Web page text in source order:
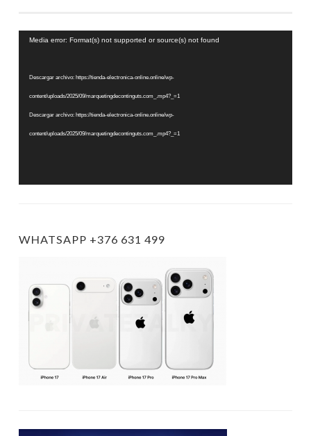
Reproductor
vídeo
Media error: Format(s) not supported or source(s) not found
Descargar archivo: https://tienda-electronica-online.online/wp-
content/uploads/2025/09/marquetingdecontinguts.com_.mp4?_=1
Descargar archivo: https://tienda-electronica-online.online/wp-
content/uploads/2025/09/marquetingdecontinguts.com_.mp4?_=1
WHATSAPP +376 631 499